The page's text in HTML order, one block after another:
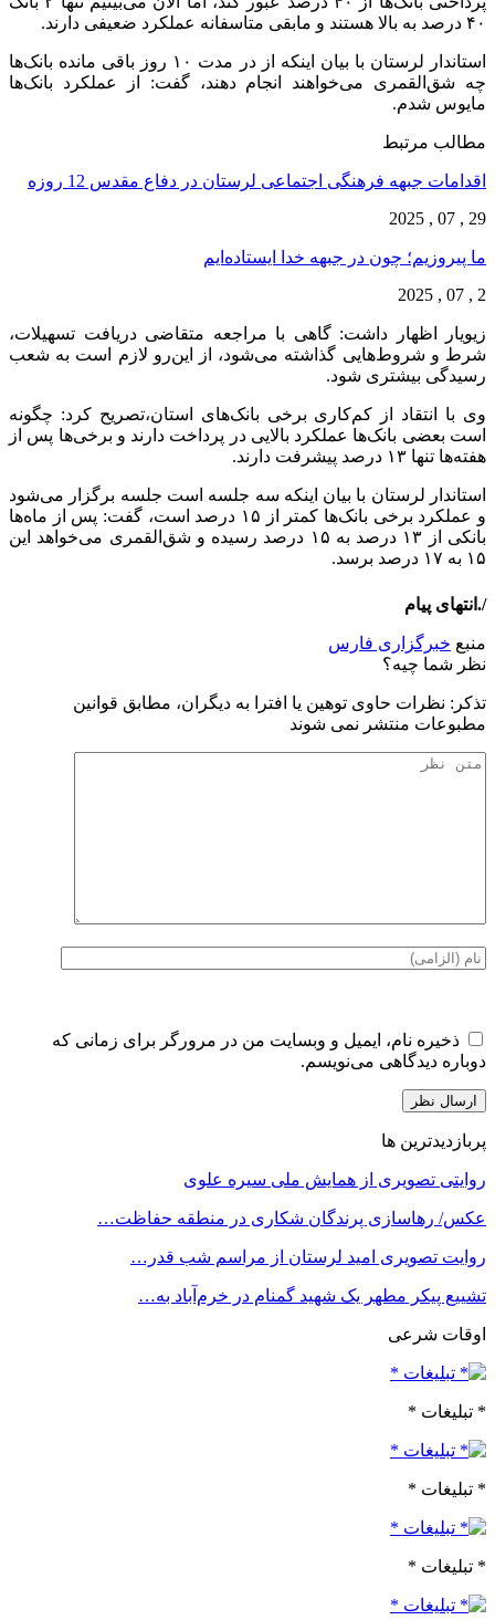
۴۰ درصد به بالا هستند و مابقی متاسفانه عملکرد ضعیفی دارند.
استاندار لرستان با بیان اینکه از در مدت ۱۰ روز باقی مانده بانک‌ها
چه شق‌القمری می‌خواهند انجام دهند، گفت: از عملکرد بانک‌ها
مایوس شدم.
مطالب مرتبط
اقدامات جبهه فرهنگی اجتماعی لرستان در دفاع مقدس 12 روزه
29 , 07 , 2025
ما پیروزیم؛ چون در جبهه خدا ایستاده‌ایم
2 , 07 , 2025
زیویار اظهار داشت: گاهی با مراجعه متقاضی دریافت تسهیلات،
شرط و شروط‌هایی گذاشته می‌شود، از این‌رو لازم است به شعب
رسیدگی بیشتری شود.
وی با انتقاد از کم‌کاری برخی بانک‌های استان،تصریح کرد: چگونه
است بعضی بانک‌ها عملکرد بالایی در پرداخت دارند و برخی‌ها پس از
هفته‌ها تنها ۱۳ درصد پیشرفت دارند.
استاندار لرستان با بیان اینکه سه جلسه است جلسه برگزار می‌شود
و عملکرد برخی بانک‌ها کمتر از ۱۵ درصد است، گفت: پس از ماه‌ها
بانکی از ۱۳ درصد به ۱۵ درصد رسیده و شق‌القمری می‌خواهد این
۱۵ به ۱۷ درصد برسد.
/.انتهای پیام
منبع خبرگزاری فارس
نظر شما چیه؟
تذكر: نظرات حاوی توهين يا افترا به ديگران، مطابق قوانين
مطبوعات منتشر نمی شوند
ذخیره نام، ایمیل و وبسایت من در مرورگر برای زمانی که
دوباره دیدگاهی می‌نویسم.
پربازدیدترین ها
روایتی تصویری از همایش ملی سیره علوی
عکس/ رهاسازی پرندگان شکاری در منطقه حفاظت…
روایت تصویری امید لرستان از مراسم شب قدر…
تشییع پیکر مطهر یک شهید گمنام در خرم‌آباد به…
اوقات شرعی
* تبلیغات *
* تبلیغات *
* تبلیغات *